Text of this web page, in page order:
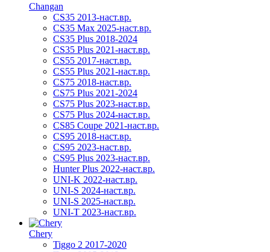
Changan
CS35 2013-наст.вр.
CS35 Max 2025-наст.вр.
CS35 Plus 2018-2024
CS35 Plus 2021-наст.вр.
CS55 2017-наст.вр.
CS55 Plus 2021-наст.вр.
CS75 2018-наст.вр.
CS75 Plus 2021-2024
CS75 Plus 2023-наст.вр.
CS75 Plus 2024-наст.вр.
CS85 Coupe 2021-наст.вр.
CS95 2018-наст.вр.
CS95 2023-наст.вр.
CS95 Plus 2023-наст.вр.
Hunter Plus 2022-наст.вр.
UNI-K 2022-наст.вр.
UNI-S 2024-наст.вр.
UNI-S 2025-наст.вр.
UNI-T 2023-наст.вр.
Chery
Tiggo 2 2017-2020